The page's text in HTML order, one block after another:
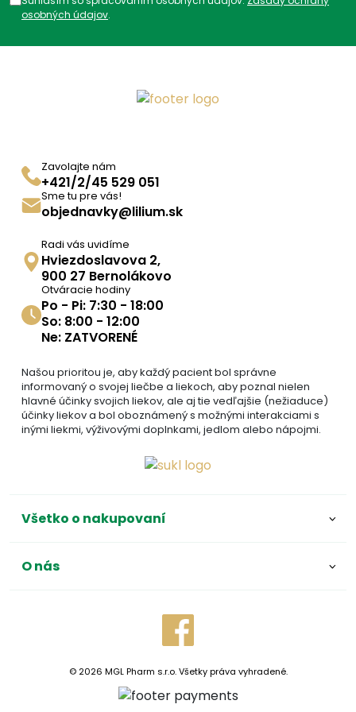
Kategórie: Krytie,TM,Ostatné,
osobných údajov.
Zavolajte nám
+421/2/45 529 051
Sme tu pre vás!
objednavky@lilium.sk
Radi vás uvidíme
Hviezdoslavova 2,
900 27 Bernolákovo
Otváracie hodiny
Po - Pi: 7:30 - 18:00
So: 8:00 - 12:00
Ne: ZATVORENÉ
Našou prioritou je, aby každý pacient bol správne
informovaný o svojej liečbe a liekoch, aby poznal nielen
hlavné účinky svojich liekov, ale aj tie vedľajšie (nežiaduce)
účinky liekov a bol oboznámený s možnými interakciami s
inými liekmi, výživovými doplnkami, jedlom alebo nápojmi.
Všetko o nakupovaní
O nás
© 2026 MGL Pharm s.r.o. Všetky práva vyhradené.